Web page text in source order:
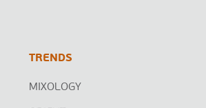
TRENDS
MIXOLOGY